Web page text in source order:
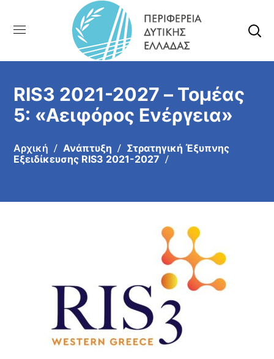
RIS3 2021-2027 – Τομέας
5: «Αειφόρος Ενέργεια»
Αρχική Ανάπτυξη
Στρατηγική Έξυπνης
Εξειδίκευσης RIS3 2021-2027